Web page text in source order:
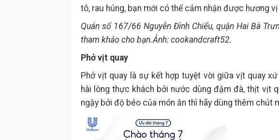
tô, rau húng, bạn mới có thể cảm nhận được hương
Quán số 167/66 Nguyễn Đình Chiểu, quận Hai Bà
tham khảo cho bạn.Ảnh: cookandcraft52.
Phở vịt quay
Phở vịt quay là sự kết hợp tuyệt vời giữa vịt quay
hài lòng thực khách bởi nước dùng đậm đà, thịt vịt
ngậy bởi độ béo của món ăn thì hãy dùng thêm chút